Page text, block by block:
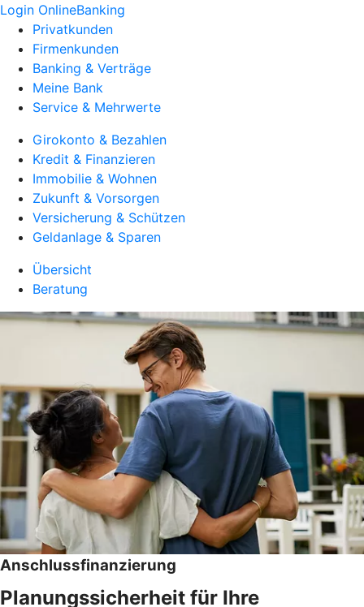
Login OnlineBanking
Privatkunden
Firmenkunden
Banking & Verträge
Meine Bank
Service & Mehrwerte
Girokonto & Bezahlen
Kredit & Finanzieren
Immobilie & Wohnen
Zukunft & Vorsorgen
Versicherung & Schützen
Geldanlage & Sparen
Übersicht
Beratung
Anschlussfinanzierung
Planungssicherheit für Ihre